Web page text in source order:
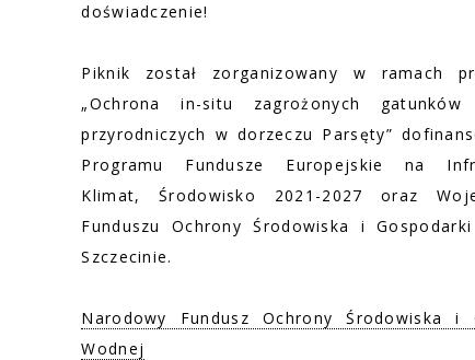
doświadczenie!
Piknik został zorganizowany w ramach
„Ochrona in-situ zagrożonych
przyrodniczych w dorzeczu Parsęty”
Programu Fundusze Europejskie na
Klimat, Środowisko 2021-2027 oraz
Funduszu Ochrony Środowiska i
Szczecinie.
Narodowy Fundusz Ochrony Środowiska i
Wodnej